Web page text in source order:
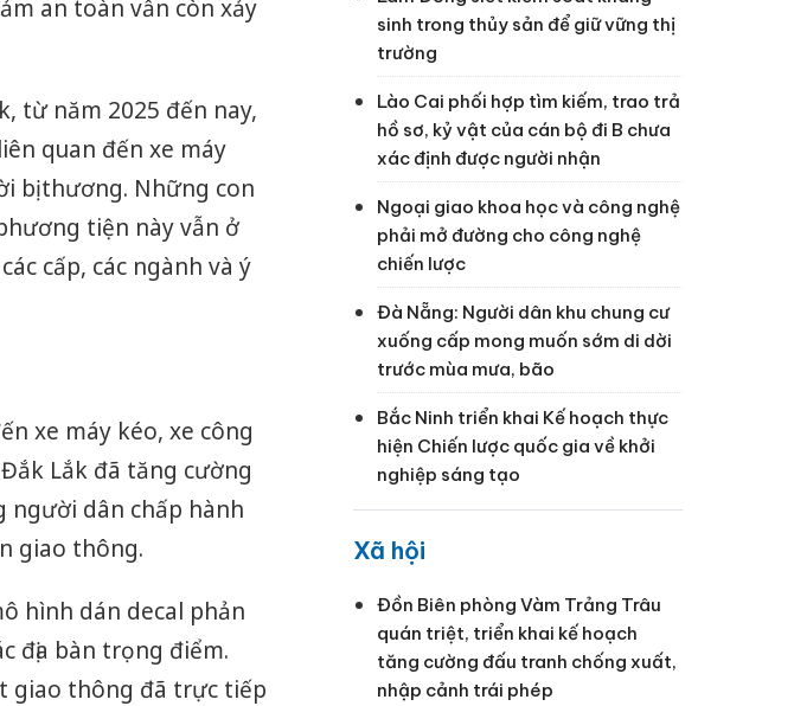
an toàn vẫn còn xảy
từ năm 2025 đến nay,
quan đến xe máy
bị thương. Những con
tiện này vẫn ở
cấp, các ngành và ý
xe máy kéo, xe công
Lắk đã tăng cường
người dân chấp hành
giao thông.
hình dán decal phản
địa bàn trọng điểm.
giao thông đã trực tiếp
sinh trong thủy sản để giữ vững thị
trường
Lào Cai phối hợp tìm kiếm, trao trả
hồ sơ, kỷ vật của cán bộ đi B chưa
xác định được người nhận
Ngoại giao khoa học và công nghệ
phải mở đường cho công nghệ
chiến lược
Đà Nẵng: Người dân khu chung cư
xuống cấp mong muốn sớm di dời
trước mùa mưa, bão
Bắc Ninh triển khai Kế hoạch thực
hiện Chiến lược quốc gia về khởi
nghiệp sáng tạo
Xã hội
Đồn Biên phòng Vàm Trảng Trâu
quán triệt, triển khai kế hoạch
tăng cường đấu tranh chống xuất,
nhập cảnh trái phép